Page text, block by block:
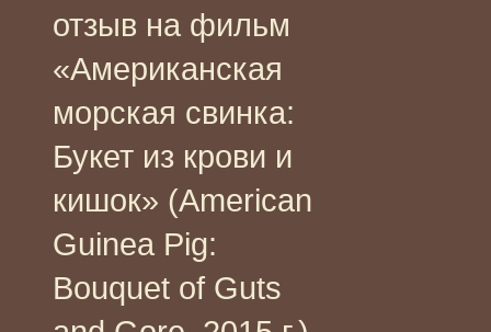
отзыв на фильм
«Американская
морская свинка:
Букет из крови и
кишок» (American
Guinea Pig:
Bouquet of Guts